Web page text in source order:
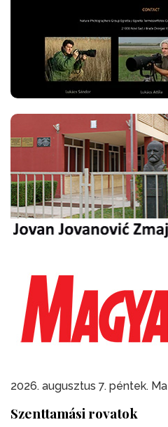
2026. augusztus 7. péntek. Ma
Szenttamási rovatok